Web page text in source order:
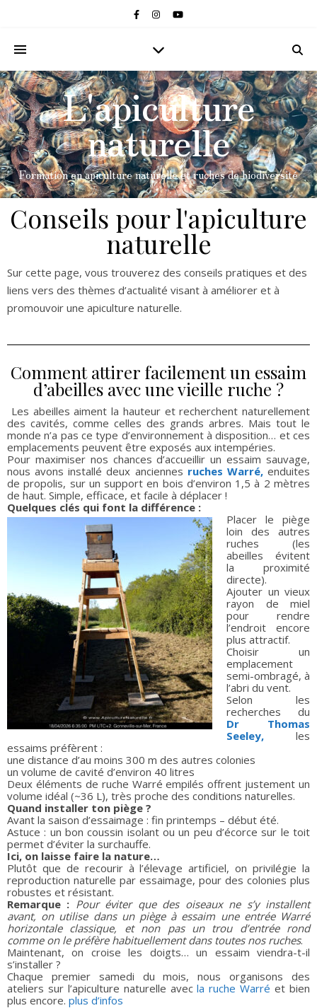
L'apiculture
naturelle
Formation en apiculture naturelle et ruches de biodiversité
Conseils pour l'apiculture
naturelle
Sur cette page, vous trouverez des conseils pratiques et des
liens vers des thèmes d’actualité visant à améliorer et à
promouvoir une apiculture naturelle.
Comment attirer facilement un essaim
d’abeilles avec une vieille ruche ?
Les abeilles aiment la hauteur et recherchent naturellement
des cavités, comme celles des grands arbres. Mais tout le
monde n’a pas ce type d’environnement à disposition… et ces
emplacements peuvent être exposés aux intempéries.
Pour maximiser nos chances d’accueillir un essaim sauvage,
nous avons installé deux anciennes ruches Warré,enduites
de propolis, sur un support en bois d’environ 1,5 à 2 mètres
de haut. Simple, efficace, et facile à déplacer !
Quelques clés qui font la différence :
Placer le piège
loin des autres
ruches (les
abeilles évitent
la proximité
directe).
Ajouter un vieux
rayon de miel
pour rendre
l’endroit encore
plus attractif.
Choisir un
emplacement
semi-ombragé, à
l’abri du vent.
Selon les
recherches du
Dr Thomas
Seeley, les
essaims préfèrent :
une distance d’au moins 300 m des autres colonies
un volume de cavité d’environ 40 litres
Deux éléments de ruche Warré empilés offrent justement un
volume idéal (~36 L), très proche des conditions naturelles.
Quand installer ton piège ?
Avant la saison d’essaimage : fin printemps – début été.
Astuce : un bon coussin isolant ou un peu d’écorce sur le toit
permet d’éviter la surchauffe.
Ici, on laisse faire la nature…
Plutôt que de recourir à l’élevage artificiel, on privilégie la
reproduction naturelle par essaimage, pour des colonies plus
robustes et résistant.
Remarque : Pour éviter que des oiseaux ne s’y installent
avant, on utilise dans un piège à essaim une entrée Warré
horizontale classique, et non pas un trou d’entrée rond
comme on le préfère habituellement dans toutes nos ruches.
Maintenant, on croise les doigts… un essaim viendra-t-il
s’installer ?
Chaque premier samedi du mois, nous organisons des
ateliers sur l’apiculture naturelle avecla ruche Warré et bien
plus encore. plus d’infos